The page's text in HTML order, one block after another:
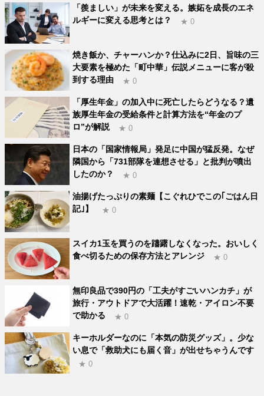
「羨ましい」が未来を変える。嫉妬を成長のエネ
ルギーに変える思考とは？
★ 0
焼き飯か、チャーハンか？仕込みに2日、旨味の三
大要素を極めた「町中華」伝説メニューに客が殺
到する理由
★ 0
「厚生年金」の加入中に死亡したらどうなる？遺
族厚生年金の受給条件と計算方法を“年金のプ
ロ”が解説
★ 0
日本の「国家情報局」発足に中国が猛反発。なぜ
隣国から「731部隊を連想させる」と批判が噴出
したのか？
★ 0
油揚げたっぷりの素麺【こぐれひでこの｢ごはん日
記｣】
★ 0
スイカ1玉を買うのを躊躇しなくなった。おいしく
食べ切るための保存方法とアレンジ
★ 0
無印良品で390円の「工夫がすごいハンカチ」が
旅行・アウトドアで大活躍！速乾・アイロン不要
で助かる
★ 0
キーホルダーなのに「本気の防災グッズ」。少な
い息で「救助犬にも届く音」が出せちゃうんです
★ 0